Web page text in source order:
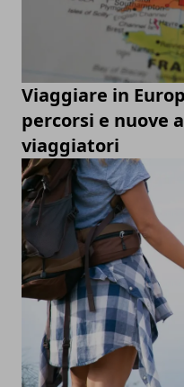
Viaggiare in
percorsi e nuove
viaggiatori